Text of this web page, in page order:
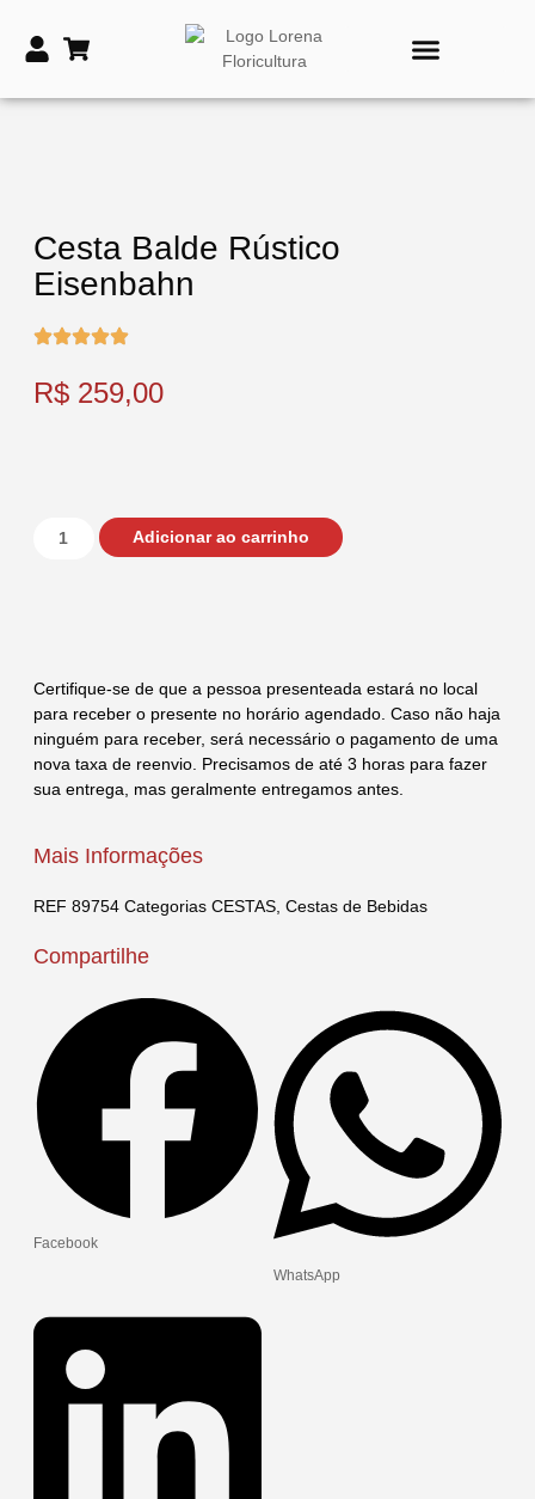
Cesta Balde Rústico
Eisenbahn
R$ 259,00
Adicionar ao carrinho
Certifique-se de que a pessoa presenteada estará no local
para receber o presente no horário agendado. Caso não haja
ninguém para receber, será necessário o pagamento de uma
nova taxa de reenvio. Precisamos de até 3 horas para fazer
sua entrega, mas geralmente entregamos antes.
Mais Informações
REF 89754 Categorias CESTAS Cestas de Bebidas
Compartilhe
Facebook
WhatsApp